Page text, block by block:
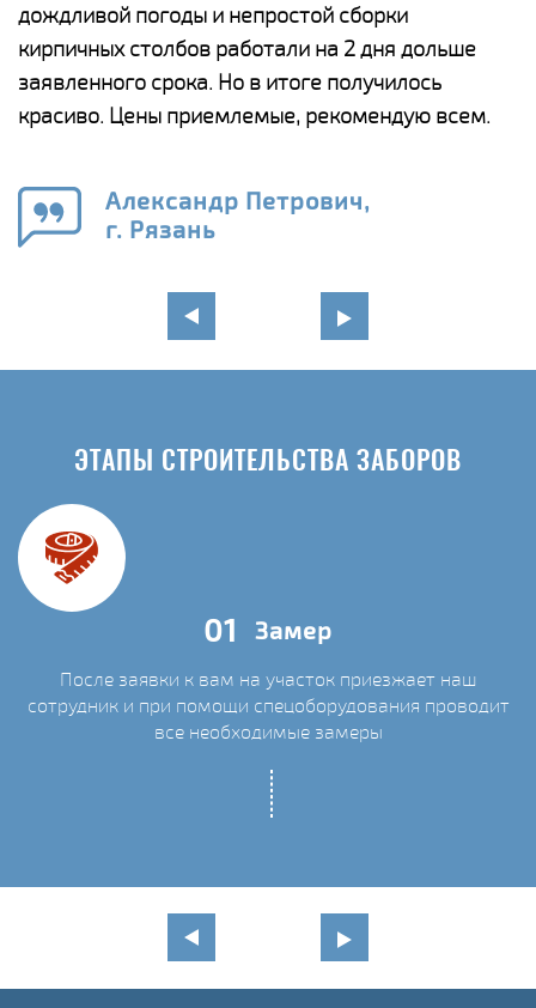
дождливой погоды и непростой сборки
кирпичных столбов работали на 2 дня дольше
заявленного срока. Но в итоге получилось
красиво. Цены приемлемые, рекомендую всем.
Александр Петрович,
г. Рязань
ЭТАПЫ СТРОИТЕЛЬСТВА ЗАБОРОВ
01 Замер
После заявки к вам на участок приезжает наш
сотрудник и при помощи спецоборудования проводит
все необходимые замеры